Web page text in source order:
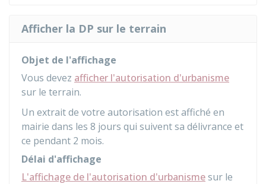
Afficher la DP sur le terrain
Objet de l'affichage
Vous devez afficher l'autorisation d'urbanisme
sur le terrain.
Un extrait de votre autorisation est affiché en
mairie dans les 8 jours qui suivent sa délivrance et
ce pendant 2 mois.
Délai d'affichage
L'affichage de l'autorisation d'urbanismesur le